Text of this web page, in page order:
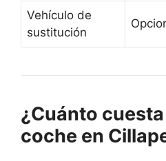
Vehículo de
sustitución
¿Cuánto
coche en